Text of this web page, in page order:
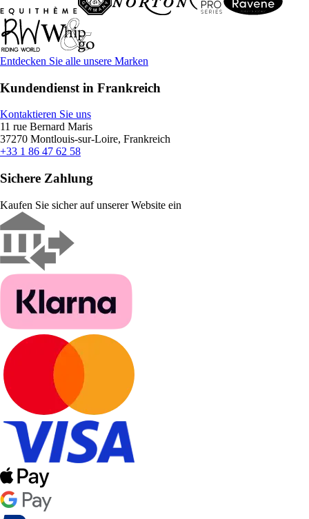
Entdecken Sie alle unsere Marken
Kundendienst in Frankreich
Kontaktieren Sie uns
11 rue Bernard Maris
37270 Montlouis-sur-Loire, Frankreich
+33 1 86 47 62 58
Sichere Zahlung
Kaufen Sie sicher auf unserer Website ein